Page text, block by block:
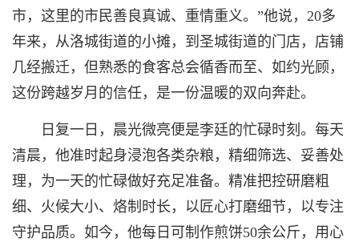
市，这里的市民善良真诚、重情重义。”他说，20多
年来，从洛城街道的小摊，到圣城街道的门店，店铺
几经搬迁，但熟悉的食客总会循香而至、如约光顾，
这份跨越岁月的信任，是一份温暖的双向奔赴。
日复一日，晨光微亮便是李廷的忙碌时刻。每天
清晨，他准时起身浸泡各类杂粮，精细筛选、妥善处
理，为一天的忙碌做好充足准备。精准把控研磨粗
细、火候大小、烙制时长，以匠心打磨细节，以专注
守护品质。如今，他每日可制作煎饼50余公斤，用心